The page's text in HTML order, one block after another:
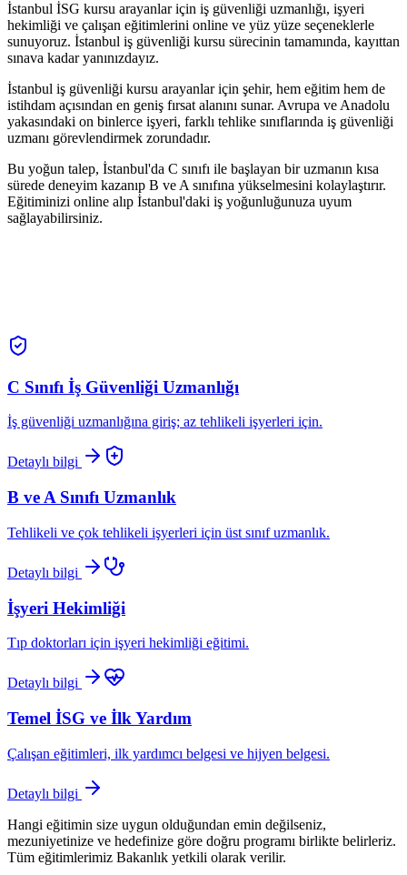
İstanbul İSG kursu arayanlar için iş güvenliği uzmanlığı, işyeri
hekimliği ve çalışan eğitimlerini online ve yüz yüze seçeneklerle
sunuyoruz. İstanbul iş güvenliği kursu sürecinin tamamında, kayıttan
sınava kadar yanınızdayız.
İstanbul iş güvenliği kursu arayanlar için şehir, hem eğitim hem de
istihdam açısından en geniş fırsat alanını sunar. Avrupa ve Anadolu
yakasındaki on binlerce işyeri, farklı tehlike sınıflarında iş güvenliği
uzmanı görevlendirmek zorundadır.
Bu yoğun talep, İstanbul'da C sınıfı ile başlayan bir uzmanın kısa
sürede deneyim kazanıp B ve A sınıfına yükselmesini kolaylaştırır.
Eğitiminizi online alıp İstanbul'daki iş yoğunluğunuza uyum
sağlayabilirsiniz.
C Sınıfı İş Güvenliği Uzmanlığı
İş güvenliği uzmanlığına giriş; az tehlikeli işyerleri için.
Detaylı bilgi
B ve A Sınıfı Uzmanlık
Tehlikeli ve çok tehlikeli işyerleri için üst sınıf uzmanlık.
Detaylı bilgi
İşyeri Hekimliği
Tıp doktorları için işyeri hekimliği eğitimi.
Detaylı bilgi
Temel İSG ve İlk Yardım
Çalışan eğitimleri, ilk yardımcı belgesi ve hijyen belgesi.
Detaylı bilgi
Hangi eğitimin size uygun olduğundan emin değilseniz,
mezuniyetinize ve hedefinize göre doğru programı birlikte belirleriz.
Tüm eğitimlerimiz Bakanlık yetkili olarak verilir.